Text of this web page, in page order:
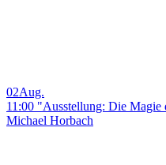
02Aug.
11:00 "Ausstellung: Die Magie
Michael Horbach